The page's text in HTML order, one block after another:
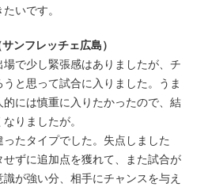
いです。
ンフレッチェ広島）
で少し緊張感はありましたが、チ
と思って試合に入りました。うま
には慎重に入りたかったので、結
りましたが。
たタイプでした。失点しました
ずに追加点を獲れて、また試合が
が強い分、相手にチャンスを与え